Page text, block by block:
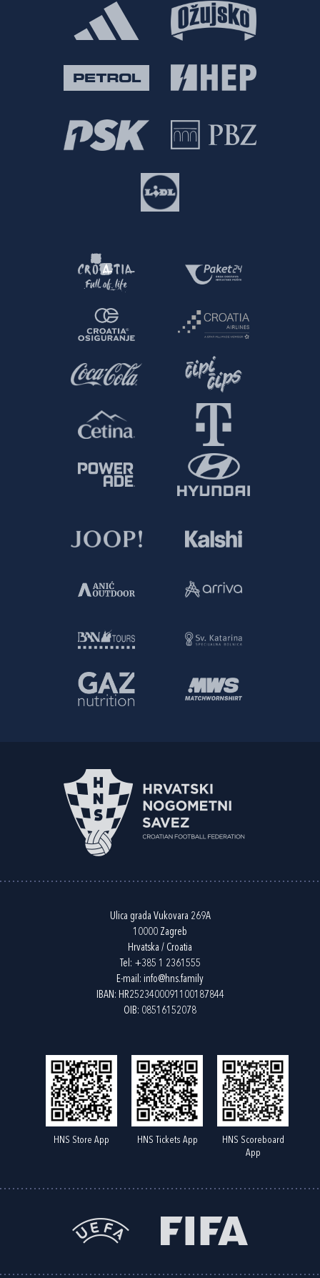
Ulica grada Vukovara 269A
10000 Zagreb
Hrvatska / Croatia
Tel: +385 1 2361555
E-mail: info@hns.family
IBAN: HR2523400091100187844
OIB: 08516152078
HNS Store App HNS Tickets App
HNS Scoreboard
App